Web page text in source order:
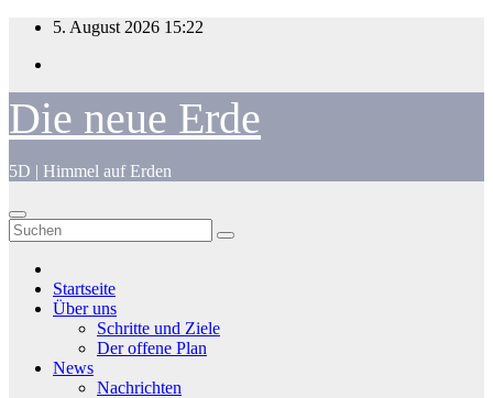
Zum
springen
5. August 2026 15:22
Die neue Erde
5D | Himmel auf Erden
Startseite
Über uns
Schritte und Ziele
Der offene Plan
News
Nachrichten